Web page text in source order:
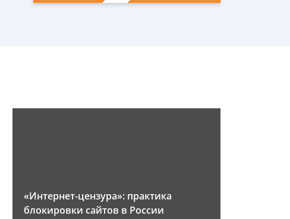
«Интернет-цензура»: практика
блокировки сайтов в России